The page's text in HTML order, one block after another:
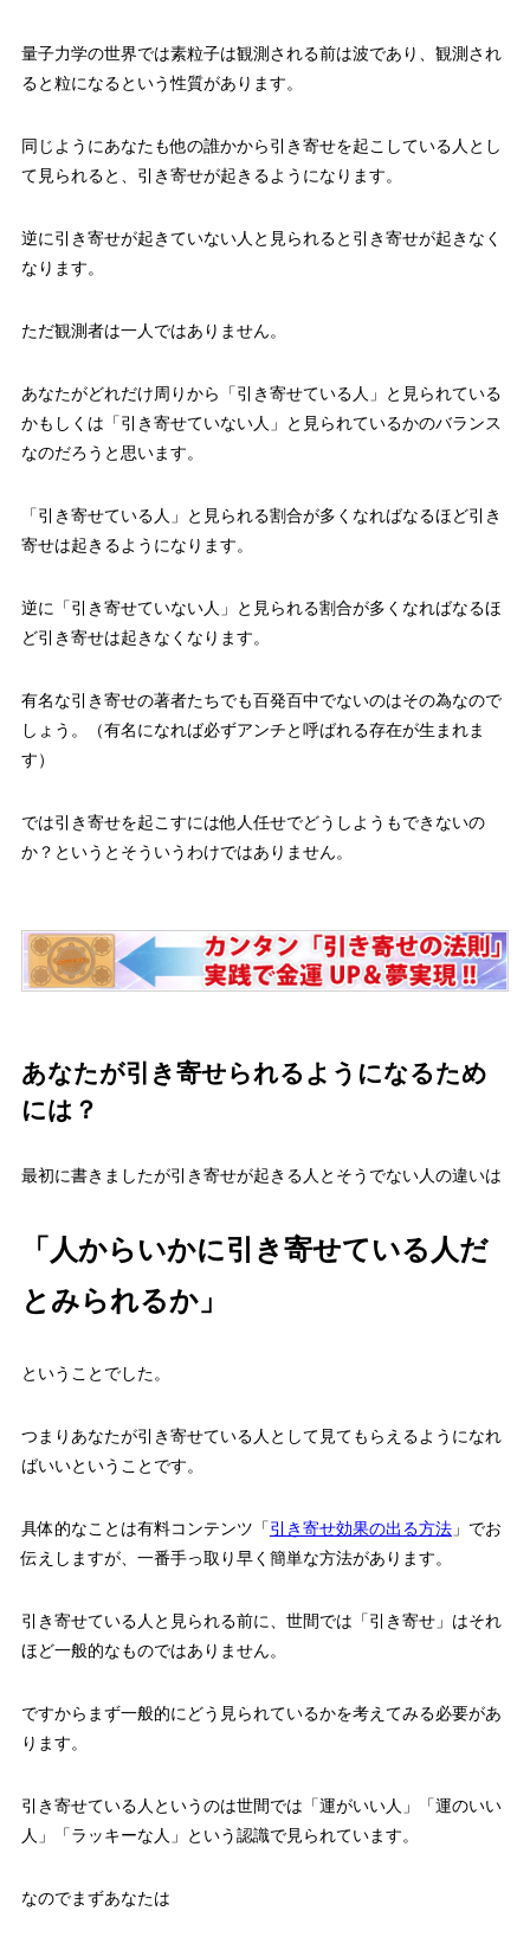
量子力学の世界では素粒子は観測される前は波であり、観測され
ると粒になるという性質があります。
同じようにあなたも他の誰かから引き寄せを起こしている人とし
て見られると、引き寄せが起きるようになります。
逆に引き寄せが起きていない人と見られると引き寄せが起きなく
なります。
ただ観測者は一人ではありません。
あなたがどれだけ周りから「引き寄せている人」と見られている
かもしくは「引き寄せていない人」と見られているかのバランス
なのだろうと思います。
「引き寄せている人」と見られる割合が多くなればなるほど引き
寄せは起きるようになります。
逆に「引き寄せていない人」と見られる割合が多くなればなるほ
ど引き寄せは起きなくなります。
有名な引き寄せの著者たちでも百発百中でないのはその為なので
しょう。（有名になれば必ずアンチと呼ばれる存在が生まれま
す）
では引き寄せを起こすには他人任せでどうしようもできないの
か？というとそういうわけではありません。
あなたが引き寄せられるようになるため
には？
最初に書きましたが引き寄せが起きる人とそうでない人の違いは
「人からいかに引き寄せている人だ
とみられるか」
ということでした。
つまりあなたが引き寄せている人として見てもらえるようになれ
ばいいということです。
具体的なことは有料コンテンツ「引き寄せ効果の出る方法」でお
伝えしますが、一番手っ取り早く簡単な方法があります。
引き寄せている人と見られる前に、世間では「引き寄せ」はそれ
ほど一般的なものではありません。
ですからまず一般的にどう見られているかを考えてみる必要があ
ります。
引き寄せている人というのは世間では「運がいい人」「運のいい
人」「ラッキーな人」という認識で見られています。
なのでまずあなたは